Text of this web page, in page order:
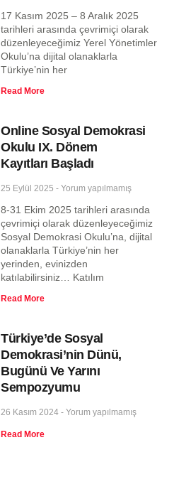
17 Kasım 2025 – 8 Aralık 2025
tarihleri arasında çevrimiçi olarak
düzenleyeceğimiz Yerel Yönetimler
Okulu’na dijital olanaklarla
Türkiye’nin her
Read More
Online Sosyal Demokrasi
Okulu IX. Dönem
Kayıtları Başladı
25 Eylül 2025 Yorum yapılmamış
8-31 Ekim 2025 tarihleri arasında
çevrimiçi olarak düzenleyeceğimiz
Sosyal Demokrasi Okulu’na, dijital
olanaklarla Türkiye’nin her
yerinden, evinizden
katılabilirsiniz… Katılım
Read More
Türkiye’de Sosyal
Demokrasi’nin Dünü,
Bugünü Ve Yarını
Sempozyumu
26 Kasım 2024 Yorum yapılmamış
Read More